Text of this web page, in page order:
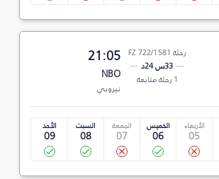
رحلة FZ 722/1581
33س 24د
1 رحلة متابعة
21:05
NBO
نيروبي
الأربعاء
05
الخميس
06
الجمعة
07
السبت
08
الأحد
09